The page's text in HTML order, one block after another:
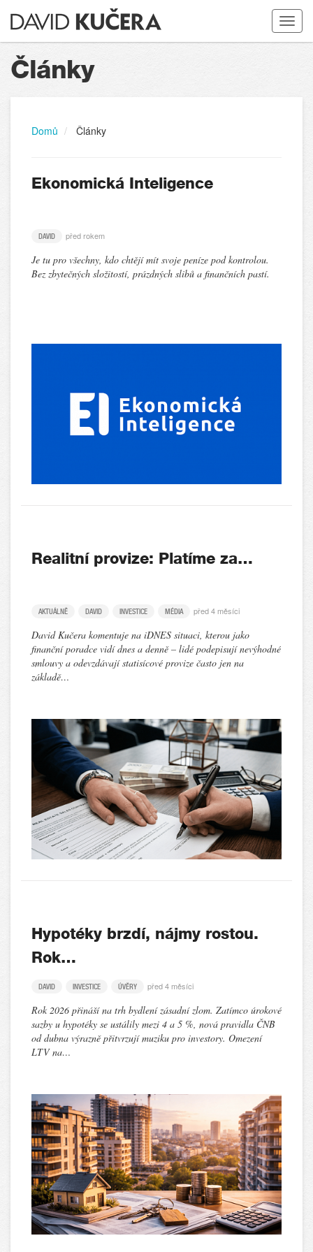
Toggle
Články
Domů Články
Ekonomická Inteligence
DAVID před rokem
Je tu pro všechny, kdo chtějí mít svoje peníze pod kontrolou.
Bez zbytečných složitostí, prázdných slibů a finančních pastí.
Realitní provize: Platíme za…
AKTUÁLNĚ DAVID INVESTICE MÉDIA před 4 měsíci
David Kučera komentuje na iDNES situaci, kterou jako
finanční poradce vidí dnes a denně – lidé podepisují nevýhodné
smlouvy a odevzdávají statisícové provize často jen na
základě…
Hypotéky brzdí, nájmy rostou.
Rok…
DAVID INVESTICE ÚVĚRY před 4 měsíci
Rok 2026 přináší na trh bydlení zásadní zlom. Zatímco úrokové
sazby u hypotéky se ustálily mezi 4 a 5 %, nová pravidla ČNB
od dubna výrazně přitvrzují muziku pro investory. Omezení
LTV na…